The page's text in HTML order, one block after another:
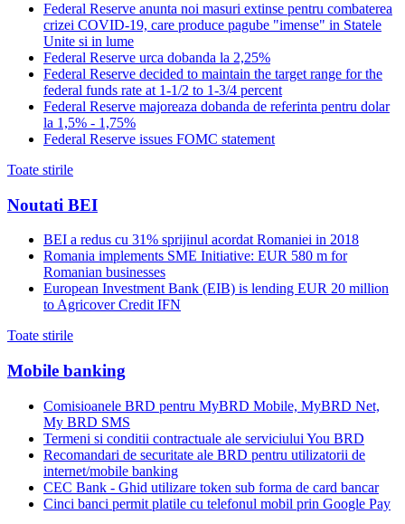
Federal Reserve anunta noi masuri extinse pentru combaterea
crizei COVID-19, care produce pagube "imense" in Statele
Unite si in lume
Federal Reserve urca dobanda la 2,25%
Federal Reserve decided to maintain the target range for the
federal funds rate at 1-1/2 to 1-3/4 percent
Federal Reserve majoreaza dobanda de referinta pentru dolar
la 1,5% - 1,75%
Federal Reserve issues FOMC statement
Toate stirile
Noutati BEI
BEI a redus cu 31% sprijinul acordat Romaniei in 2018
Romania implements SME Initiative: EUR 580 m for
Romanian businesses
European Investment Bank (EIB) is lending EUR 20 million
to Agricover Credit IFN
Toate stirile
Mobile banking
Comisioanele BRD pentru MyBRD Mobile, MyBRD Net,
My BRD SMS
Termeni si conditii contractuale ale serviciului You BRD
Recomandari de securitate ale BRD pentru utilizatorii de
internet/mobile banking
CEC Bank - Ghid utilizare token sub forma de card bancar
Cinci banci permit platile cu telefonul mobil prin Google Pay